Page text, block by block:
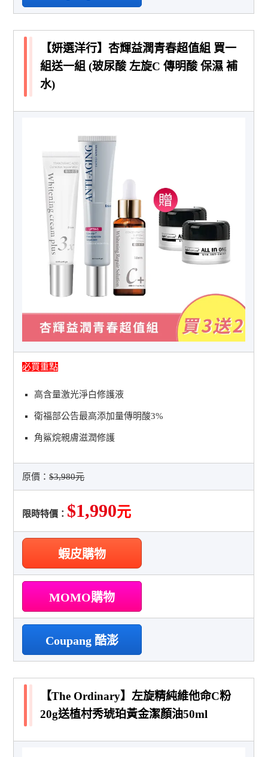
【妍選洋行】杏輝益潤青春超值組 買一
組送一組 (玻尿酸 左旋C 傳明酸 保濕 補
水)
必買重點
高含量激光淨白修護液
衛福部公告最高添加量傳明酸3%
角鯊烷親膚滋潤修護
原價：$3,980元
限時特價： $1,990元
蝦皮購物
MOMO購物
Coupang 酷澎
【The Ordinary】左旋精純維他命C粉
20g送植村秀琥珀黃金潔顏油50ml